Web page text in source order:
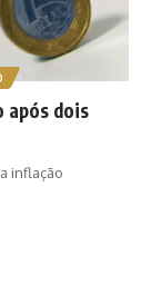
após dois
inflação